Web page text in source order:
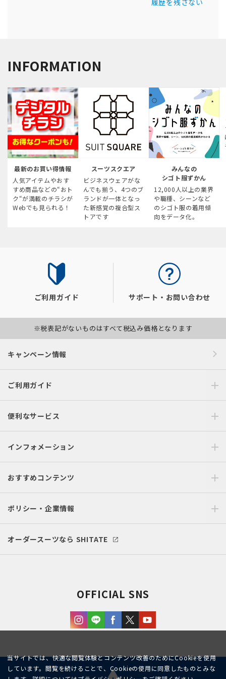
履歴を残さない
INFORMATION
最新のお買い得情報
人気アイテムやおす
すめ商品などの“おト
ク“が満載のチラシが
Webでも見られる！
スーツスクエア
ビジネスウェアがな
んでも揃う、4つのブ
ランドが一体となっ
た新感覚の複合型ス
トアです
みんなの
シゴト服ずかん
12,000人以上の業界
や職種、シーンなど
のシゴト服の着用傾
向をデータ化。
ご利用ガイド サポート・お問い合わせ
※税表記がないものはすべて税込み価格となります
キャンペーン情報
ご利用ガイド
便利なサービス
インフォメーション
おすすめコンテンツ
ポリシー・企業情報
オーダースーツなら SHITATE
OFFICIAL SNS
当サイトでは、快適な閲覧体験とコンテンツ改善のためにCookieを使用
しています。閲覧を続けることで、Cookieの使用に同意したものとみな